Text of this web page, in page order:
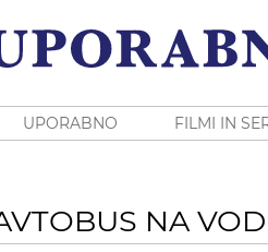
UPORABNO FILMI IN
NA